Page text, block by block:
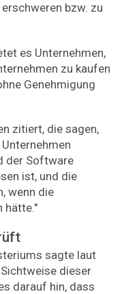
bzw. zu
es Unternehmen,
zu kaufen
Genehmigung
zitiert, die sagen,
der Software
ist, und die
wenn die
hätte."
sagte laut
dieser
darauf hin, dass